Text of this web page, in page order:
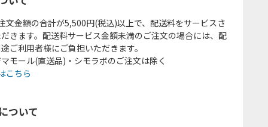
文金額の合計が5,500円(税込)以上で、配送料をサービスさ
きます。配送料サービス金額未満のご注文の場合には、配
ご利用者様にご負担いただきます。
モール(直送品)・シモラボのご注文は除く
こちら
ついて